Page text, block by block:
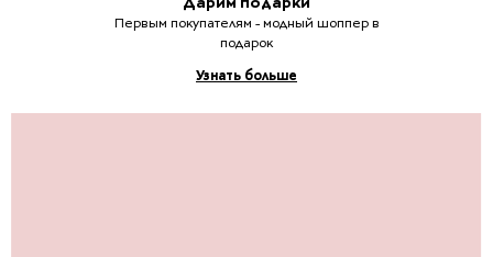
Первым покупателям - модный шоппер в
подарок
Узнать больше